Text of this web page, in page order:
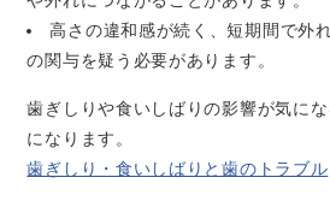
高さの違和感が続く、短期間で外
の関与を疑う必要があります。
歯ぎしりや食いしばりの影響が気に
になります。
歯ぎしり・食いしばりと歯のトラブル